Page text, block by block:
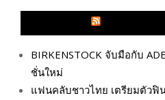
BIRKENSTOCK จับมือกับ
ชั่นใหม่
แฟนคลับชาวไทย เตรียมตัวฟิ